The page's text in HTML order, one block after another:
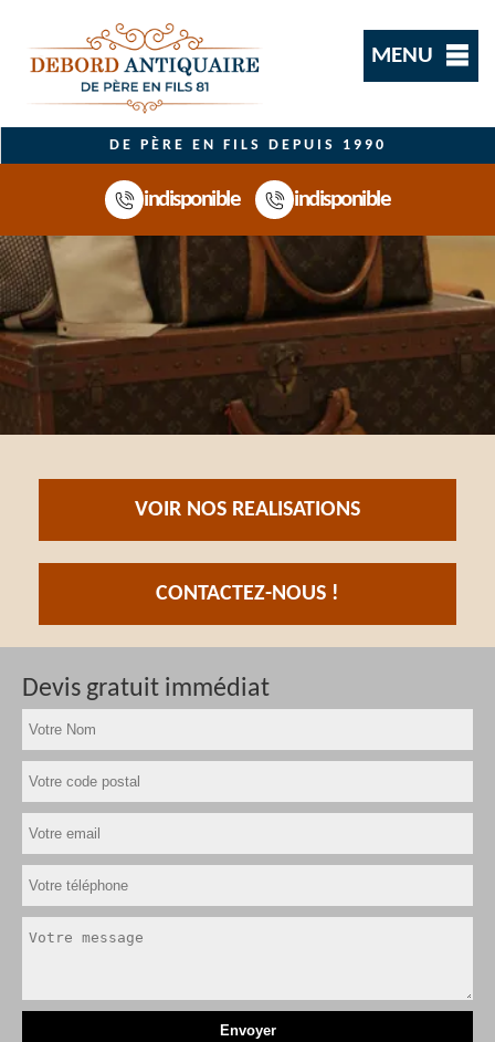
MENU
DE PÈRE EN FILS DEPUIS 1990
indisponible indisponible
VOIR NOS REALISATIONS
CONTACTEZ-NOUS !
Devis gratuit immédiat